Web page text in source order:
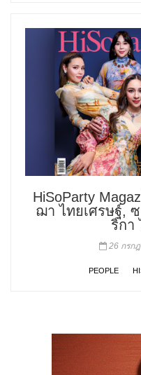
HiSoParty
ฌา ไทยเศรษฐ์,
ริกา
26 กรก
PEOPLE